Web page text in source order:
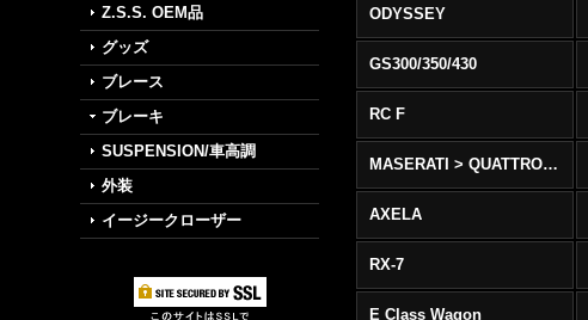
Z.S.S. OEM品
グッズ
ブレース
ブレーキ
SUSPENSION/車高調
外装
イージークローザー
ODYSSEY
GS300/350/430
RC F
MASERATI > QUATTROPORTE
AXELA
RX-7
E Class Wagon